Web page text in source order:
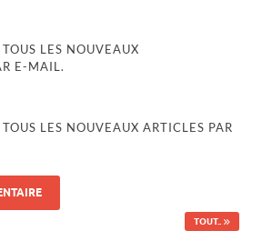
LES NOUVEAUX
E-MAIL.
LES NOUVEAUX ARTICLES PAR
TOUT..